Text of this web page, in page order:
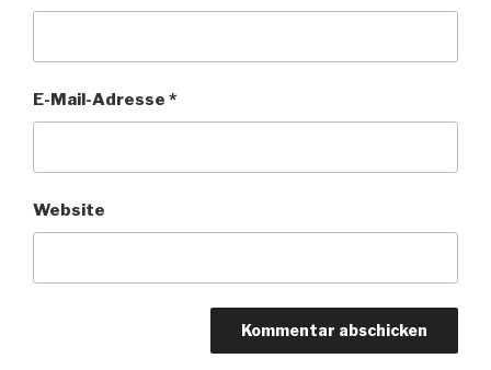
E-Mail-Adresse *
Website